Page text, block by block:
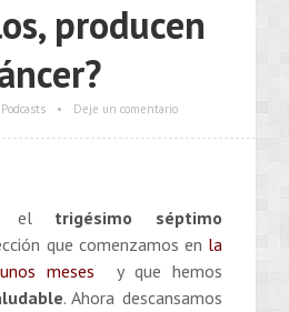
producen
Podcasts • Deje un comentario
eltrigésimo séptimo
que comenzamos en la
meses
y que hemos
. Ahora descansamos